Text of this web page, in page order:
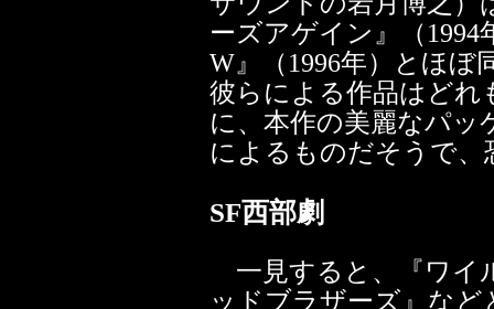
ーズアゲイン』（
W』（1996年）とほぼ
彼らによる作品はどれ
に、本作の美麗なパッ
によるものだそうで、
SF西部劇
一見すると、『ワイ
ッドブラザーズ』な